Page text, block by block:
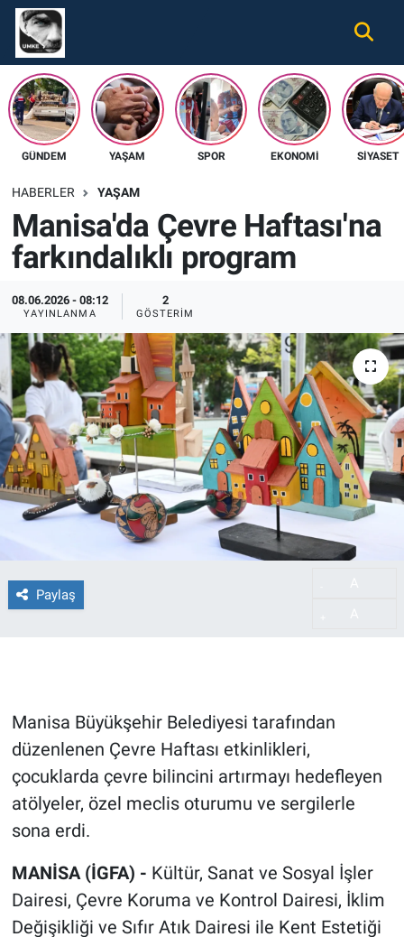
GÜNDEM YAŞAM SPOR EKONOMI SIYASET
HABERLER YAŞAM
Manisa'da Çevre Haftası'na
farkındalıklı program
08.06.2026 - 08:12
YAYINLANMA
2
GÖSTERIM
Paylaş
Manisa Büyükşehir Belediyesi tarafından
düzenlenen Çevre Haftası etkinlikleri,
çocuklarda çevre bilincini artırmayı hedefleyen
atölyeler, özel meclis oturumu ve sergilerle
sona erdi.
MANİSA (İGFA) - Kültür, Sanat ve Sosyal İşler
Dairesi, Çevre Koruma ve Kontrol Dairesi, İklim
Değişikliği ve Sıfır Atık Dairesi ile Kent Estetiği
Gündem
Ekonomi
Spor
Tüm Haberler
İletişim
Künye
Nöbetçi Eczaneler
Hava Durumu
Namaz Vakitleri
Süper Lig Puan Durumu ve Fikstür
Tüm Manşetler
Son Dakika Haberleri
Haber Arşivi